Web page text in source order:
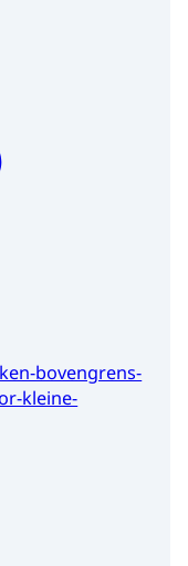
bovengrens-
kleine-